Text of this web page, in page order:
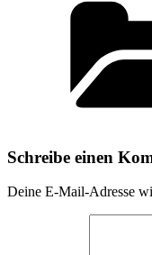
Schreibe einen
Deine E-Mail-Adresse